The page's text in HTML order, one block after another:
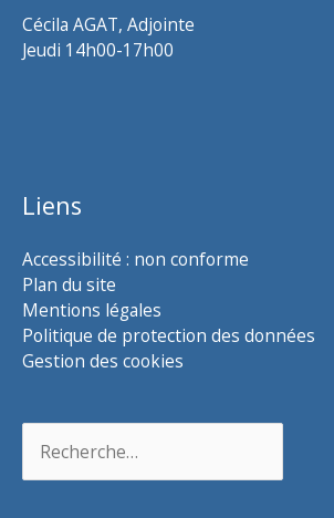
Cécila AGAT, Adjointe
Jeudi 14h00-17h00
Liens
Accessibilité : non conforme
Plan du site
Mentions légales
Politique de protection des données
Gestion des cookies